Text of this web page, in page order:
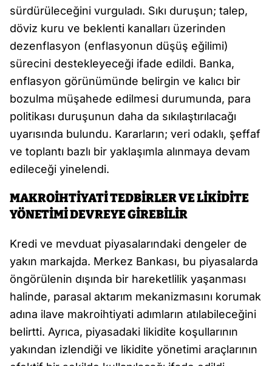
sürdürüleceğini vurguladı. Sıkı duruşun; talep,
döviz kuru ve beklenti kanalları üzerinden
dezenflasyon (enflasyonun düşüş eğilimi)
sürecini destekleyeceği ifade edildi. Banka,
enflasyon görünümünde belirgin ve kalıcı bir
bozulma müşahede edilmesi durumunda, para
politikası duruşunun daha da sıkılaştırılacağı
uyarısında bulundu. Kararların; veri odaklı, şeffaf
ve toplantı bazlı bir yaklaşımla alınmaya devam
edileceği yinelendi.
MAKROİHTİYATİ TEDBİRLER VE LİKİDİTE
YÖNETİMİ DEVREYE GİREBİLİR
Kredi ve mevduat piyasalarındaki dengeler de
yakın markajda. Merkez Bankası, bu piyasalarda
öngörülenin dışında bir hareketlilik yaşanması
halinde, parasal aktarım mekanizmasını korumak
adına ilave makroihtiyati adımların atılabileceğini
belirtti. Ayrıca, piyasadaki likidite koşullarının
yakından izlendiği ve likidite yönetimi araçlarının